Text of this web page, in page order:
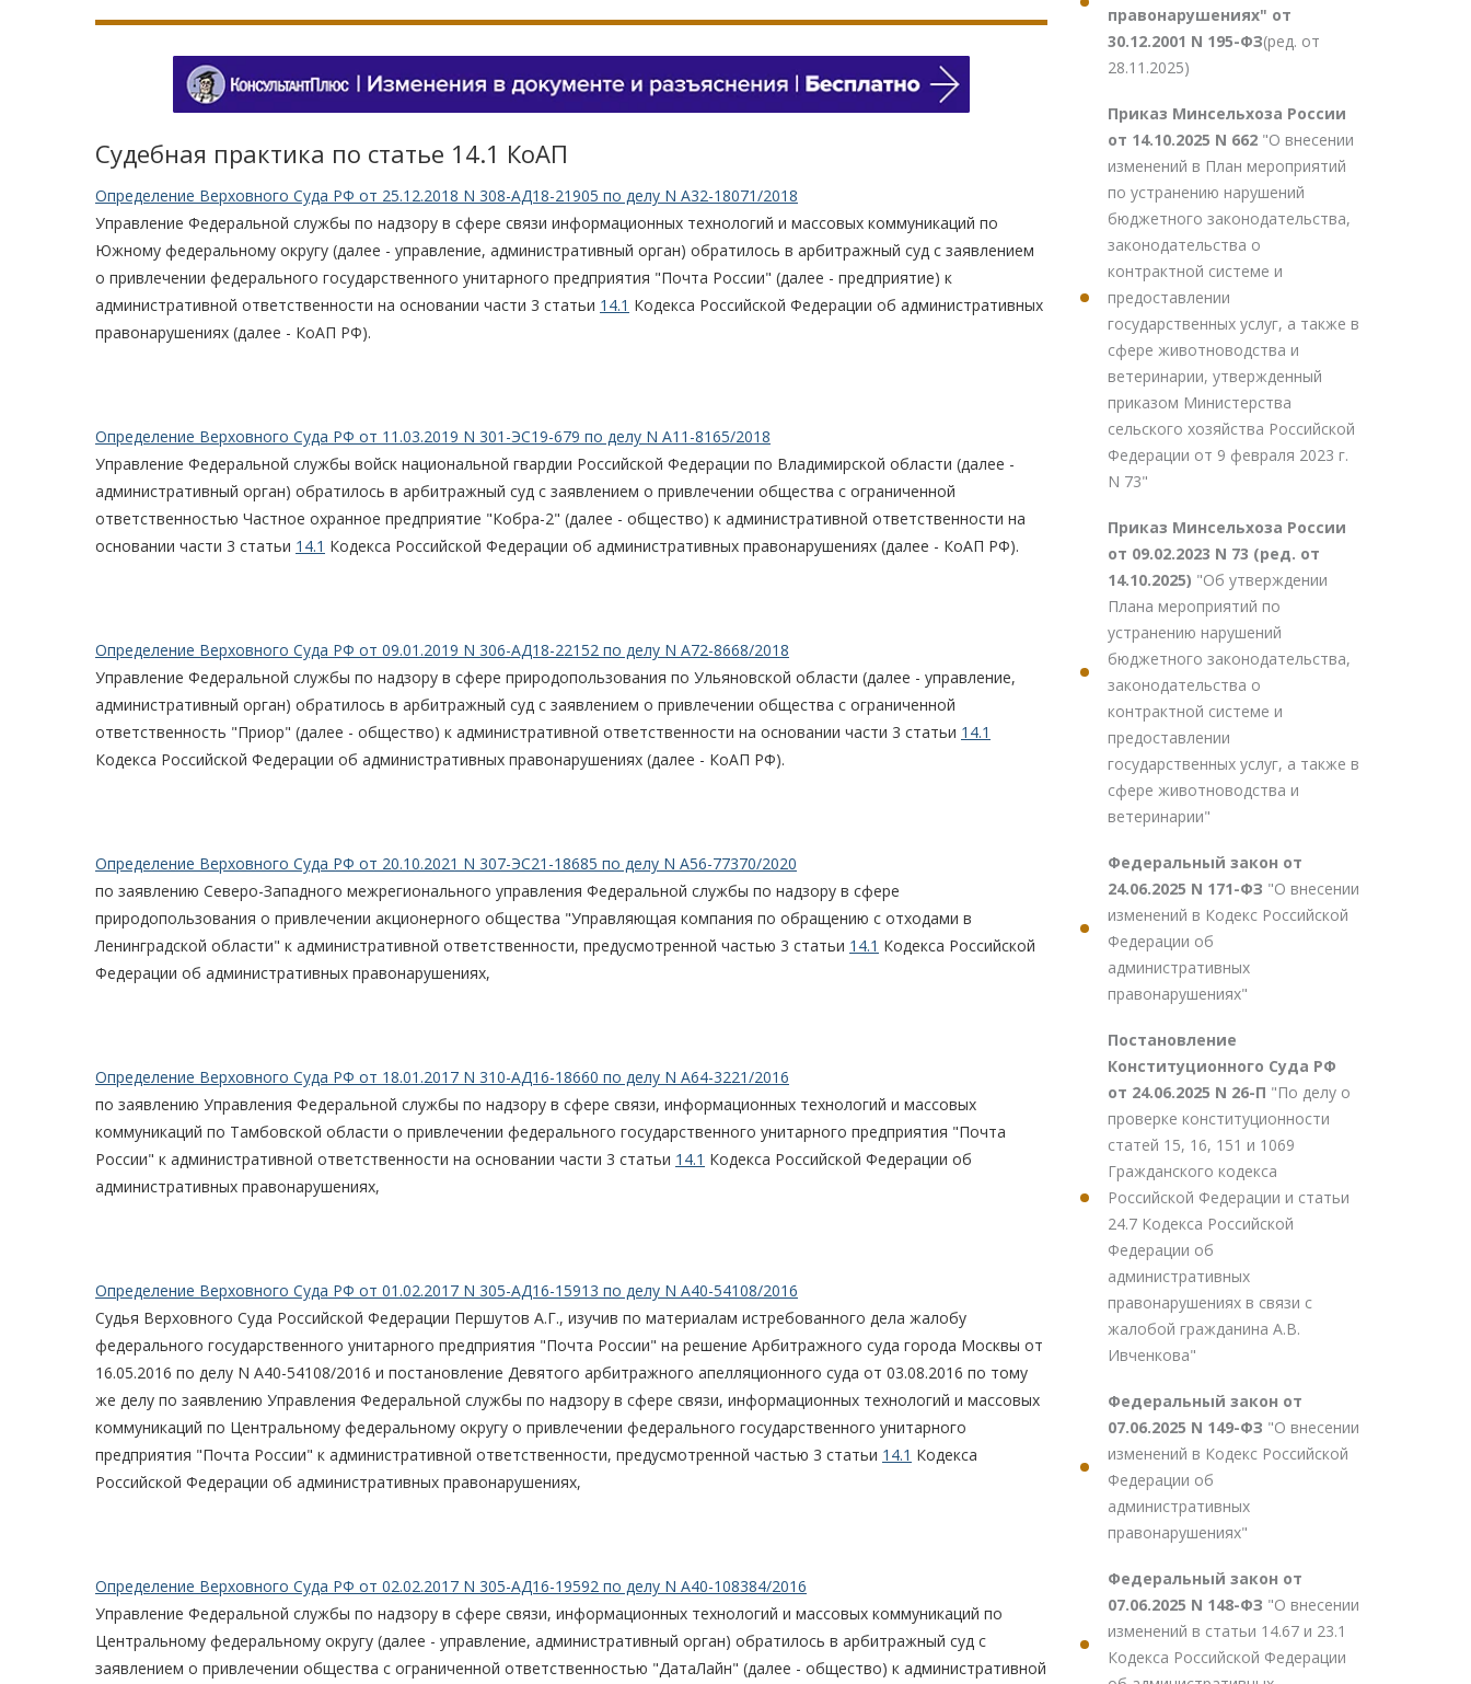
Судебная практика по статье 14.1 КоАП
Определение Верховного Суда РФ от 25.12.2018 N 308-АД18-21905 по делу N А32-18071/2018
Управление Федеральной службы по надзору в сфере связи информационных технологий и массовых коммуникаций по
Южному федеральному округу (далее - управление, административный орган) обратилось в арбитражный суд с заявлением
о привлечении федерального государственного унитарного предприятия "Почта России" (далее - предприятие) к
административной ответственности на основании части 3 статьи 14.1 Кодекса Российской Федерации об административных
правонарушениях (далее - КоАП РФ).
Определение Верховного Суда РФ от 11.03.2019 N 301-ЭС19-679 по делу N А11-8165/2018
Управление Федеральной службы войск национальной гвардии Российской Федерации по Владимирской области (далее -
административный орган) обратилось в арбитражный суд с заявлением о привлечении общества с ограниченной
ответственностью Частное охранное предприятие "Кобра-2" (далее - общество) к административной ответственности на
основании части 3 статьи 14.1 Кодекса Российской Федерации об административных правонарушениях (далее - КоАП РФ).
Определение Верховного Суда РФ от 09.01.2019 N 306-АД18-22152 по делу N А72-8668/2018
Управление Федеральной службы по надзору в сфере природопользования по Ульяновской области (далее - управление,
административный орган) обратилось в арбитражный суд с заявлением о привлечении общества с ограниченной
ответственность "Приор" (далее - общество) к административной ответственности на основании части 3 статьи 14.1
Кодекса Российской Федерации об административных правонарушениях (далее - КоАП РФ).
Определение Верховного Суда РФ от 20.10.2021 N 307-ЭС21-18685 по делу N А56-77370/2020
по заявлению Северо-Западного межрегионального управления Федеральной службы по надзору в сфере
природопользования о привлечении акционерного общества "Управляющая компания по обращению с отходами в
Ленинградской области" к административной ответственности, предусмотренной частью 3 статьи 14.1 Кодекса Российской
Федерации об административных правонарушениях,
Определение Верховного Суда РФ от 18.01.2017 N 310-АД16-18660 по делу N А64-3221/2016
по заявлению Управления Федеральной службы по надзору в сфере связи, информационных технологий и массовых
коммуникаций по Тамбовской области о привлечении федерального государственного унитарного предприятия "Почта
России" к административной ответственности на основании части 3 статьи 14.1 Кодекса Российской Федерации об
административных правонарушениях,
Определение Верховного Суда РФ от 01.02.2017 N 305-АД16-15913 по делу N А40-54108/2016
Судья Верховного Суда Российской Федерации Першутов А.Г., изучив по материалам истребованного дела жалобу
федерального государственного унитарного предприятия "Почта России" на решение Арбитражного суда города Москвы от
16.05.2016 по делу N А40-54108/2016 и постановление Девятого арбитражного апелляционного суда от 03.08.2016 по тому
же делу по заявлению Управления Федеральной службы по надзору в сфере связи, информационных технологий и массовых
коммуникаций по Центральному федеральному округу о привлечении федерального государственного унитарного
предприятия "Почта России" к административной ответственности, предусмотренной частью 3 статьи 14.1 Кодекса
Российской Федерации об административных правонарушениях,
Определение Верховного Суда РФ от 02.02.2017 N 305-АД16-19592 по делу N А40-108384/2016
Управление Федеральной службы по надзору в сфере связи, информационных технологий и массовых коммуникаций по
Центральному федеральному округу (далее - управление, административный орган) обратилось в арбитражный суд с
заявлением о привлечении общества с ограниченной ответственностью "ДатаЛайн" (далее - общество) к административной
правонарушениях" от
30.12.2001 N 195-ФЗ(ред. от
28.11.2025)
Приказ Минсельхоза России
от 14.10.2025 N 662 "О внесении
изменений в План мероприятий
по устранению нарушений
бюджетного законодательства,
законодательства о
контрактной системе и
предоставлении
государственных услуг, а также в
сфере животноводства и
ветеринарии, утвержденный
приказом Министерства
сельского хозяйства Российской
Федерации от 9 февраля 2023 г.
N 73"
Приказ Минсельхоза России
от 09.02.2023 N 73 (ред. от
14.10.2025) "Об утверждении
Плана мероприятий по
устранению нарушений
бюджетного законодательства,
законодательства о
контрактной системе и
предоставлении
государственных услуг, а также в
сфере животноводства и
ветеринарии"
Федеральный закон от
24.06.2025 N 171-ФЗ "О внесении
изменений в Кодекс Российской
Федерации об
административных
правонарушениях"
Постановление
Конституционного Суда РФ
от 24.06.2025 N 26-П "По делу о
проверке конституционности
статей 15, 16, 151 и 1069
Гражданского кодекса
Российской Федерации и статьи
24.7 Кодекса Российской
Федерации об
административных
правонарушениях в связи с
жалобой гражданина А.В.
Ивченкова"
Федеральный закон от
07.06.2025 N 149-ФЗ "О внесении
изменений в Кодекс Российской
Федерации об
административных
правонарушениях"
Федеральный закон от
07.06.2025 N 148-ФЗ "О внесении
изменений в статьи 14.67 и 23.1
Кодекса Российской Федерации